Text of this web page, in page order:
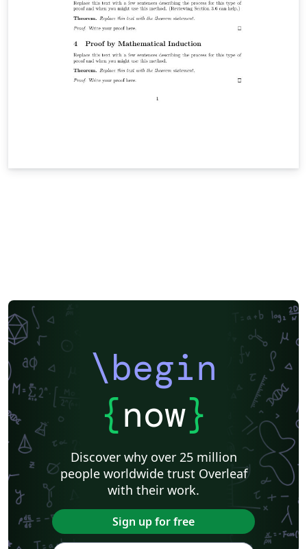
\begin
{now}
Discover why over 25 million
people worldwide trust Overleaf
with their work.
Sign up for free